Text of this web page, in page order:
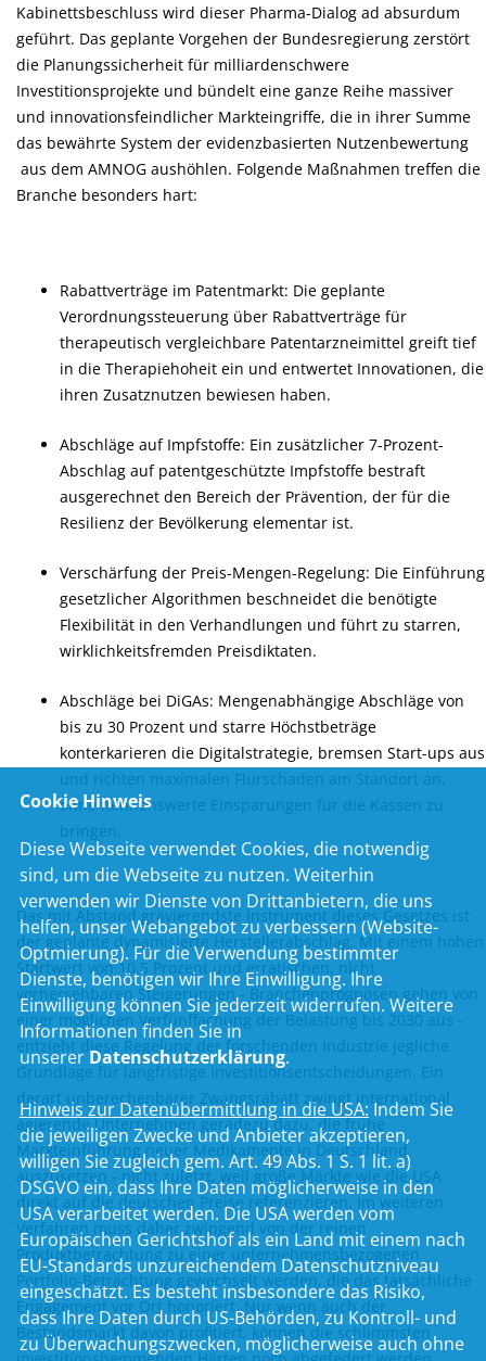
Kabinettsbeschluss wird dieser Pharma-Dialog ad absurdum
geführt. Das geplante Vorgehen der Bundesregierung zerstört
die Planungssicherheit für milliardenschwere
Investitionsprojekte und bündelt eine ganze Reihe massiver
und innovationsfeindlicher Markteingriffe, die in ihrer Summe
das bewährte System der evidenzbasierten Nutzenbewertung
aus dem AMNOG aushöhlen. Folgende Maßnahmen treffen die
Branche besonders hart:
Rabattverträge im Patentmarkt: Die geplante
Verordnungssteuerung über Rabattverträge für
therapeutisch vergleichbare Patentarzneimittel greift tief
in die Therapiehoheit ein und entwertet Innovationen, die
ihren Zusatznutzen bewiesen haben.
Abschläge auf Impfstoffe: Ein zusätzlicher 7-Prozent-
Abschlag auf patentgeschützte Impfstoffe bestraft
ausgerechnet den Bereich der Prävention, der für die
Resilienz der Bevölkerung elementar ist.
Verschärfung der Preis-Mengen-Regelung: Die Einführung
gesetzlicher Algorithmen beschneidet die benötigte
Flexibilität in den Verhandlungen und führt zu starren,
wirklichkeitsfremden Preisdiktaten.
Abschläge bei DiGAs: Mengenabhängige Abschläge von
bis zu 30 Prozent und starre Höchstbeträge
konterkarieren die Digitalstrategie, bremsen Start-ups aus
und richten maximalen Flurschaden am Standort an,
ohne nennenswerte Einsparungen für die Kassen zu
bringen.
Das mit Abstand gravierendste Instrument dieses Gesetzes ist
der geplante dynamisierte Herstellerabschlag. Mit einem hohen
Startwert von 10,5 Prozent und erratischen, nicht
vorhersehbaren Steigerungen - Branchenprognosen gehen von
einer möglichen Verfünffachung der Belastung bis 2030 aus -
entzieht diese Regelung der forschenden Industrie jegliche
Grundlage für langfristige Investitionsentscheidungen. Ein
derart unberechenbarer Zwangsrabatt zwingt international
agierende Unternehmen geradezu dazu, die frühe
Markteinführung neuer Medikamente in Deutschland
auszusetzen - nicht zuletzt, weil große Märkte wie die USA
direkt auf die deutschen Preise referenzieren. Im weiteren
Verfahren muss daher zwingend von der reinen
Produktbetrachtung zu einer unternehmensbezogenen
Portfolio-Betrachtung gewechselt werden, die das tatsächliche
Engagement vor Ort honoriert. Nur wenn auch der
Bestandsmarkt davon profitiert, können die schlimmsten
Cookie Hinweis
Diese Webseite verwendet Cookies, die notwendig
sind, um die Webseite zu nutzen. Weiterhin
verwenden wir Dienste von Drittanbietern, die uns
helfen, unser Webangebot zu verbessern (Website-
Optmierung). Für die Verwendung bestimmter
Dienste, benötigen wir Ihre Einwilligung. Ihre
Einwilligung können Sie jederzeit widerrufen. Weitere
Informationen finden Sie in
unsererDatenschutzerklärung.
Hinweis zur Datenübermittlung in die USA: Indem Sie
die jeweiligen Zwecke und Anbieter akzeptieren,
willigen Sie zugleich gem. Art. 49 Abs. 1 S. 1 lit. a)
DSGVO ein, dass Ihre Daten möglicherweise in den
USA verarbeitet werden. Die USA werden vom
Europäischen Gerichtshof als ein Land mit einem nach
EU-Standards unzureichendem Datenschutzniveau
eingeschätzt. Es besteht insbesondere das Risiko,
dass Ihre Daten durch US-Behörden, zu Kontroll- und
zu Überwachungszwecken, möglicherweise auch ohne